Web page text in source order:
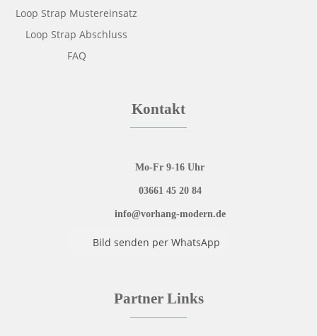
Loop Strap Mustereinsatz
Loop Strap Abschluss
FAQ
Kontakt
Mo-Fr 9-16 Uhr
03661 45 20 84
info@vorhang-modern.de
Bild senden per WhatsApp
Partner Links